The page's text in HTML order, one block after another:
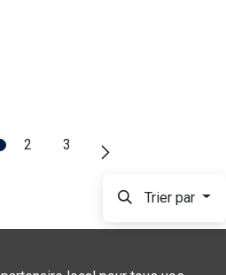
2 3
Trier par